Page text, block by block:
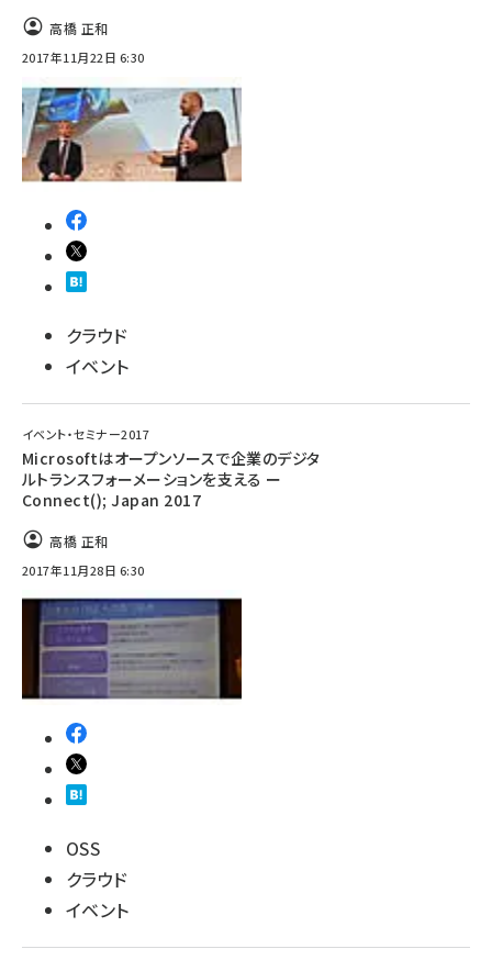
高橋 正和
2017年11月22日 6:30
クラウド
イベント
イベント・セミナー2017
Microsoftはオープンソースで企業のデジタ
ルトランスフォーメーションを支える ー
Connect(); Japan 2017
高橋 正和
2017年11月28日 6:30
OSS
クラウド
イベント